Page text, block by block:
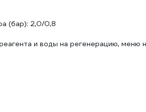
(бар): 2,0/0,8
и воды на регенерацию, меню